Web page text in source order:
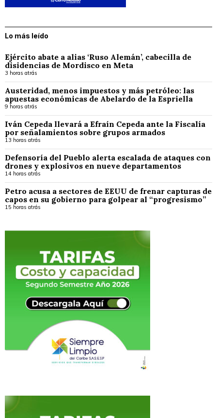
Lo más leído
Ejército abate a alias ‘Ruso Alemán’, cabecilla de
disidencias de Mordisco en Meta
3 horas atrás
Austeridad, menos impuestos y más petróleo: las
apuestas económicas de Abelardo de la Espriella
9 horas atrás
Iván Cepeda llevará a Efraín Cepeda ante la Fiscalía
por señalamientos sobre grupos armados
13 horas atrás
Defensoría del Pueblo alerta escalada de ataques con
drones y explosivos en nueve departamentos
14 horas atrás
Petro acusa a sectores de EEUU de frenar capturas de
capos en su gobierno para golpear al “progresismo”
15 horas atrás